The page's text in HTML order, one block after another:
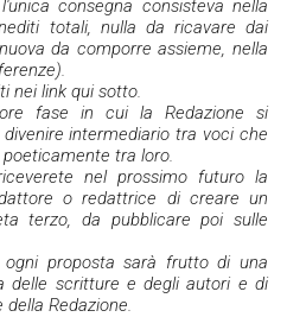
consegna consisteva nella
totali, nulla da ricavare dai
da comporre assieme, nella
nei link qui sotto.
fase in cui la Redazione si
intermediario tra voci che
tra loro.
nel prossimo futuro la
o redattrice di creare un
terzo, da pubblicare poi sulle
proposta sarà frutto di una
delle scritture e degli autori e di
della Redazione.